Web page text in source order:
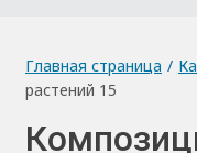
Главная страница /
растений 15